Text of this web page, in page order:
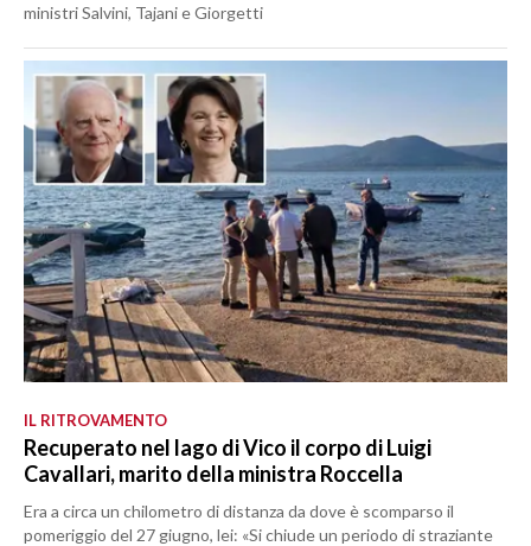
ministri Salvini, Tajani e Giorgetti
IL RITROVAMENTO
Recuperato nel lago di Vico il corpo di Luigi
Cavallari, marito della ministra Roccella
Era a circa un chilometro di distanza da dove è scomparso il
pomeriggio del 27 giugno, lei: «Si chiude un periodo di straziante